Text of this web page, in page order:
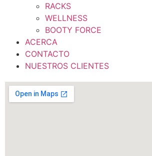
RACKS
WELLNESS
BOOTY FORCE
ACERCA
CONTACTO
NUESTROS CLIENTES